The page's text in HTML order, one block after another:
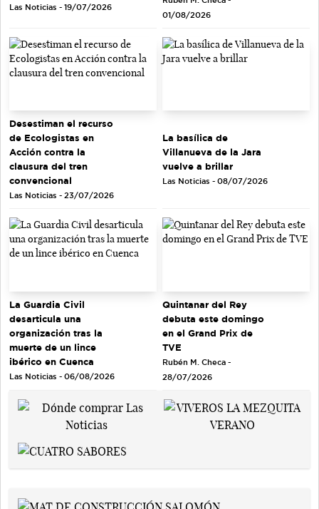
Las Noticias - 19/07/2026
01/08/2026
Desestiman el recurso
de Ecologistas en
Acción contra la
clausura del tren
convencional
Las Noticias - 23/07/2026
La basílica de
Villanueva de la Jara
vuelve a brillar
Las Noticias - 08/07/2026
La Guardia Civil
desarticula una
organización tras la
muerte de un lince
ibérico en Cuenca
Las Noticias - 06/08/2026
Quintanar del Rey
debuta este domingo
en el Grand Prix de
TVE
Rubén M. Checa -
28/07/2026